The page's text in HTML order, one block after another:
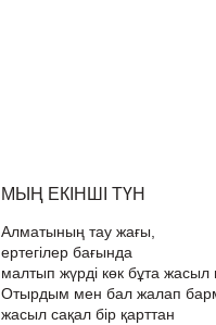
МЫҢ ЕКІНШІ ТҮН
Алматының тау жағы,
ертегілер бағында
малтып жүрді көк бұта жасыл
Отырдым мен бал жалап
жасыл сақал бір қарттан